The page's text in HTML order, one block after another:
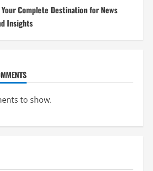
Your Complete Destination for News
Insights
to show.